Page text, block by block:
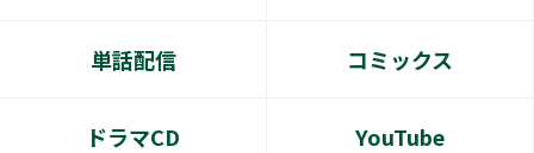
単話配信 コミックス
ドラマCD YouTube